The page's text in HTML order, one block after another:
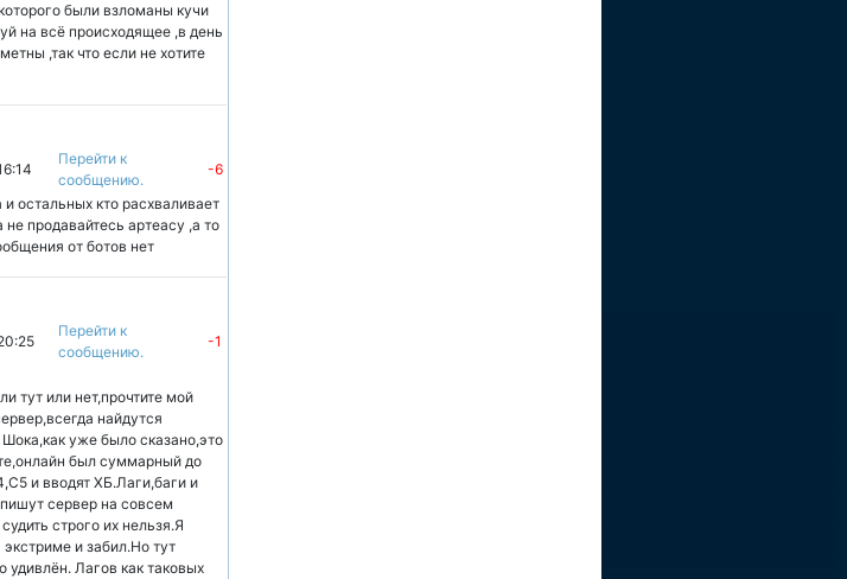
были взломаны кучи
на всё происходящее ,в день
,так что если не хотите
Перейти к
сообщению.
-6
остальных кто расхваливает
продавайтесь артеасу ,а то
от ботов нет
Перейти к
сообщению.
-1
тут или нет,прочтите мой
найдутся
уже было сказано,это
был суммарный до
и вводят ХБ.Лаги,баги и
сервер на совсем
строго их нельзя.Я
и забил.Но тут
удивлён. Лагов как таковых